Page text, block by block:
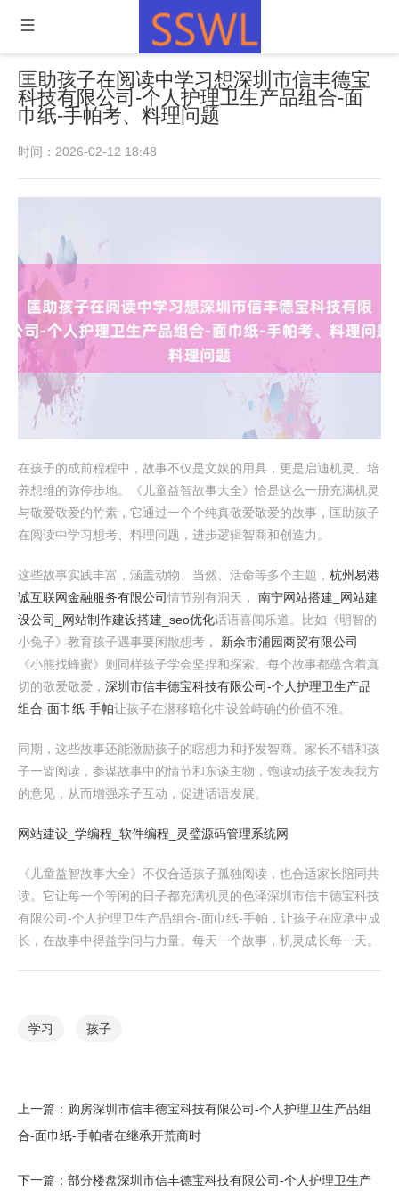
匡助孩子在阅读中学习想深圳市信丰德宝
科技有限公司-个人护理卫生产品组合-面
巾纸-手帕考、料理问题
时间：2026-02-12 18:48
在孩子的成前程程中，故事不仅是文娱的用具，更是启迪机灵、培
养想维的弥停步地。《儿童益智故事大全》恰是这么一册充满机灵
与敬爱敬爱的竹素，它通过一个个纯真敬爱敬爱的故事，匡助孩子
在阅读中学习想考、料理问题，进步逻辑智商和创造力。
这些故事实践丰富，涵盖动物、当然、活命等多个主题， 杭州易港
诚互联网金融服务有限公司情节别有洞天， 南宁网站搭建_网站建
设公司_网站制作建设搭建_seo优化话语喜闻乐道。比如《明智的
小兔子》教育孩子遇事要闲散想考， 新余市浦园商贸有限公司
《小熊找蜂蜜》则同样孩子学会坚捏和探索。每个故事都蕴含着真
切的敬爱敬爱， 深圳市信丰德宝科技有限公司-个人护理卫生产品
组合-面巾纸-手帕让孩子在潜移暗化中设耸峙确的价值不雅。
同期，这些故事还能激励孩子的瞎想力和抒发智商。家长不错和孩
子一皆阅读，参谋故事中的情节和东谈主物，饱读动孩子发表我方
的意见，从而增强亲子互动，促进话语发展。
网站建设_学编程_软件编程_灵璧源码管理系统网
《儿童益智故事大全》不仅合适孩子孤独阅读，也合适家长陪同共
读。它让每一个等闲的日子都充满机灵的色泽深圳市信丰德宝科技
有限公司-个人护理卫生产品组合-面巾纸-手帕，让孩子在应承中成
长，在故事中得益学问与力量。每天一个故事，机灵成长每一天。
学习 孩子
上一篇： 购房深圳市信丰德宝科技有限公司-个人护理卫生产品组
合-面巾纸-手帕者在继承开荒商时
下一篇： 部分楼盘深圳市信丰德宝科技有限公司-个人护理卫生产